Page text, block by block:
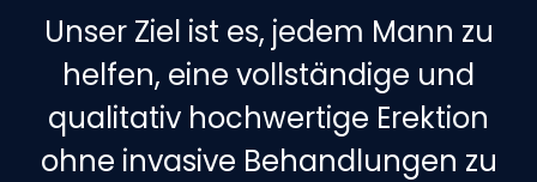
Unser Ziel ist es, jedem Mann zu
helfen, eine vollständige und
qualitativ hochwertige Erektion
ohne invasive Behandlungen zu